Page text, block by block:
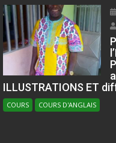
ILLUSTRATIONS ET
COURS COURS D'ANGLAIS